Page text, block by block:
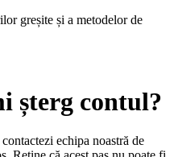
greșite și a metodelor de
șterg contul?
echipa noastră de